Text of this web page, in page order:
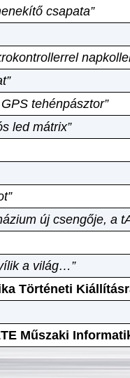
csapata”
tehénpásztor”
led mátrix”
új csengője, a
a világ…”
Történeti
Műszaki